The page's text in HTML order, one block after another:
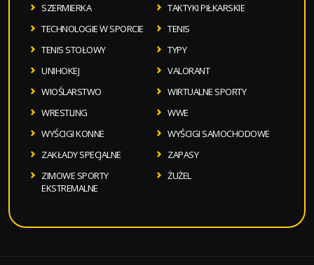
SZERMIERKA
TAKTYKI PIŁKARSKIE
TECHNOLOGIE W SPORCIE
TENIS
TENIS STOŁOWY
TYPY
UNIHOKEJ
VALORANT
WIOŚLARSTWO
WIRTUALNE SPORTY
WRESTLING
WWE
WYŚCIGI KONNE
WYŚCIGI SAMOCHODOWE
ZAKŁADY SPECJALNE
ZAPASY
ZIMOWE SPORTY
EKSTREMALNE
ŻUŻEL